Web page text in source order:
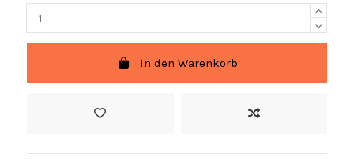
In den Warenkorb